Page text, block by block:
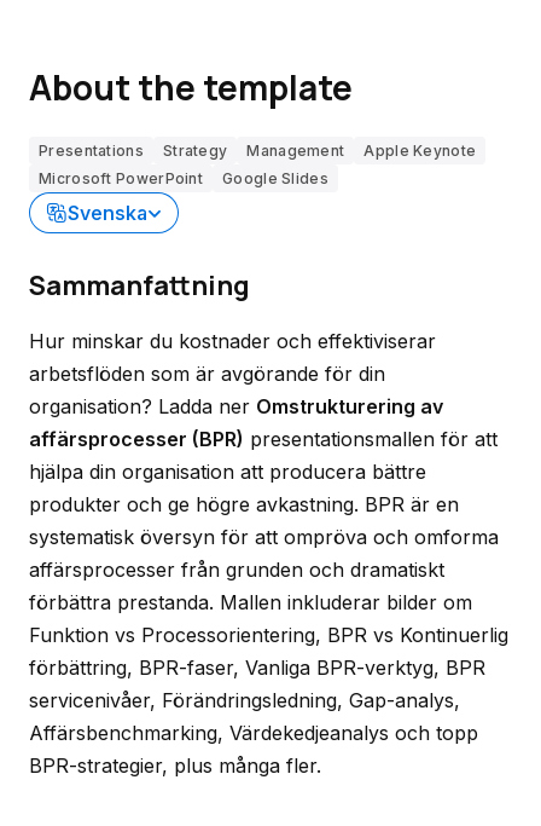
About the template
Presentations Strategy Management
Apple Keynote
Microsoft PowerPoint
Google Slides
Svenska
Sammanfattning
Hur minskar du kostnader och effektiviserar
arbetsflöden som är avgörande för din
organisation? Ladda ner Omstrukturering av
affärsprocesser (BPR) presentationsmallen för att
hjälpa din organisation att producera bättre
produkter och ge högre avkastning. BPR är en
systematisk översyn för att ompröva och omforma
affärsprocesser från grunden och dramatiskt
förbättra prestanda. Mallen inkluderar bilder om
Funktion vs Processorientering, BPR vs Kontinuerlig
förbättring, BPR-faser, Vanliga BPR-verktyg, BPR
servicenivåer, Förändringsledning, Gap-analys,
Affärsbenchmarking, Värdekedjeanalys och topp
BPR-strategier, plus många fler.